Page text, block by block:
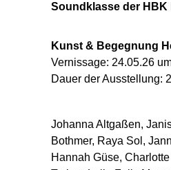
Soundklasse der
Kunst & Begegnung
Vernissage: 24.05.26
Dauer der Ausstellung:
Johanna Altgaßen,
Bothmer, Raya Sol,
Hannah Güse,